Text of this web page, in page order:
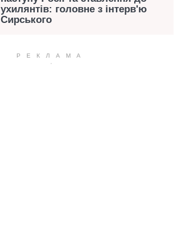
ухилянтів: головне з інтерв'ю
Сирського